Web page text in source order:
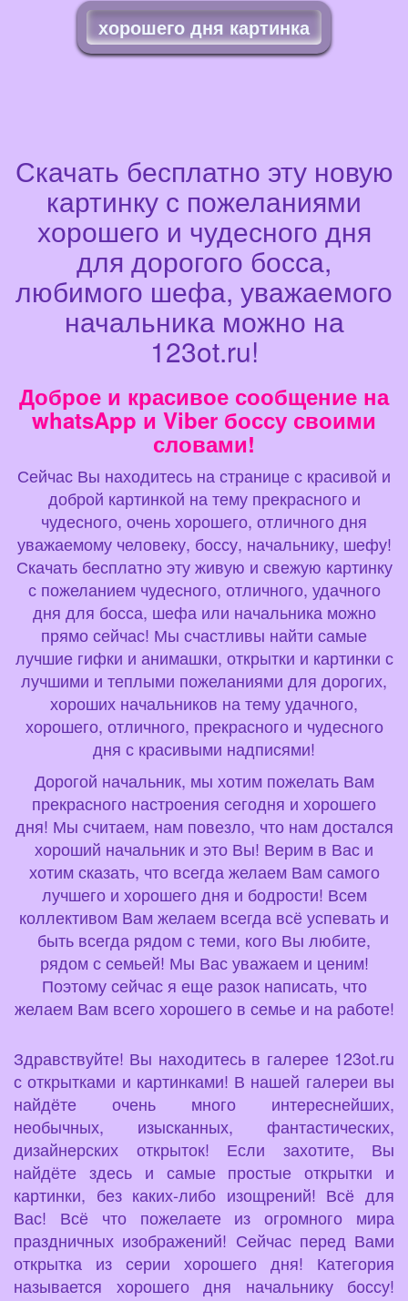
хорошего дня картинка
Скачать бесплатно эту новую
картинку с пожеланиями
хорошего и чудесного дня
для дорогого босса,
любимого шефа, уважаемого
начальника можно на
123ot.ru!
Доброе и красивое сообщение на
whatsApp и Viber боссу своими
словами!
Сейчас Вы находитесь на странице с красивой и
доброй картинкой на тему прекрасного и
чудесного, очень хорошего, отличного дня
уважаемому человеку, боссу, начальнику, шефу!
Скачать бесплатно эту живую и свежую картинку
с пожеланием чудесного, отличного, удачного
дня для босса, шефа или начальника можно
прямо сейчас! Мы счастливы найти самые
лучшие гифки и анимашки, открытки и картинки с
лучшими и теплыми пожеланиями для дорогих,
хороших начальников на тему удачного,
хорошего, отличного, прекрасного и чудесного
дня с красивыми надписями!
Дорогой начальник, мы хотим пожелать Вам
прекрасного настроения сегодня и хорошего
дня! Мы считаем, нам повезло, что нам достался
хороший начальник и это Вы! Верим в Вас и
хотим сказать, что всегда желаем Вам самого
лучшего и хорошего дня и бодрости! Всем
коллективом Вам желаем всегда всё успевать и
быть всегда рядом с теми, кого Вы любите,
рядом с семьей! Мы Вас уважаем и ценим!
Поэтому сейчас я еще разок написать, что
желаем Вам всего хорошего в семье и на работе!
Здравствуйте! Вы находитесь в галерее 123ot.ru
с открытками и картинками! В нашей галереи вы
найдёте очень много интереснейших,
необычных, изысканных, фантастических,
дизайнерских открыток! Если захотите, Вы
найдёте здесь и самые простые открытки и
картинки, без каких-либо изощрений! Всё для
Вас! Всё что пожелаете из огромного мира
праздничных изображений! Сейчас перед Вами
открытка из серии хорошего дня! Категория
называется хорошего дня начальнику боссу!